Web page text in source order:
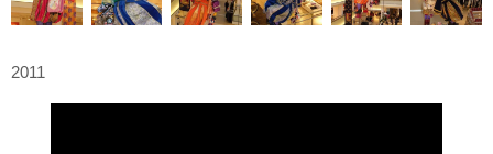
2011